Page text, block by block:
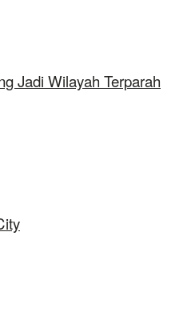
Jadi Wilayah Terparah